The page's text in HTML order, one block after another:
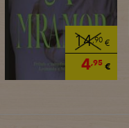
14,90€
4,95€